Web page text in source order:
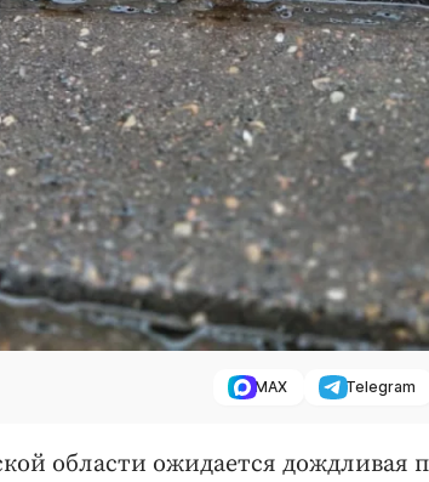
MAX Telegram
области ожидается дождливая